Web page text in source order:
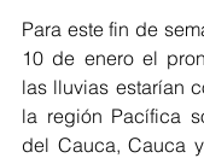
Para este fin de
10 de enero el
las lluvias estarían
la región Pacífica
del Cauca, Cauca